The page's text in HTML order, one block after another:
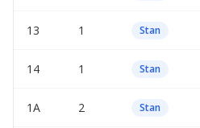
13 1 Stan
14 1 Stan
1A 2 Stan